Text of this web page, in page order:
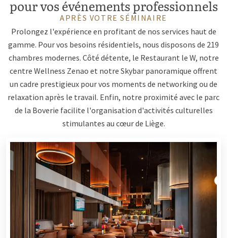
pour vos événements professionnels
APRÈS VOTRE SÉMINAIRE
Prolongez l'expérience en profitant de nos services haut de
gamme. Pour vos besoins résidentiels, nous disposons de 219
chambres modernes. Côté détente, le Restaurant le W, notre
centre Wellness Zenao et notre Skybar panoramique offrent
un cadre prestigieux pour vos moments de networking ou de
relaxation après le travail. Enfin, notre proximité avec le parc
de la Boverie facilite l'organisation d'activités culturelles
stimulantes au cœur de Liège.